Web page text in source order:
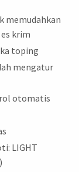
memudahkan
krim
toping
mengatur
otomatis
LIGHT